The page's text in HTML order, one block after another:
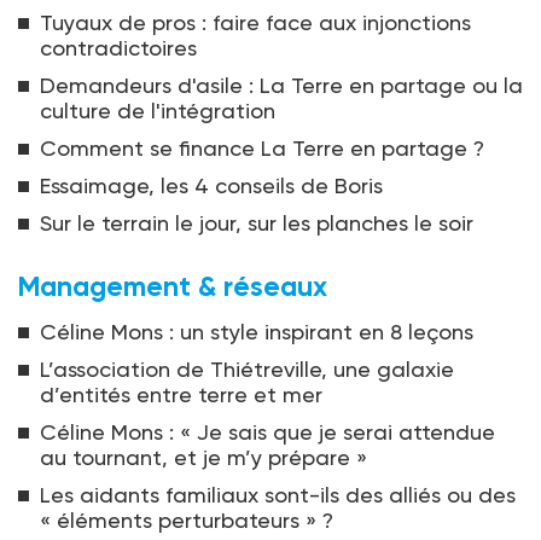
Tuyaux de pros : faire face aux injonctions
contradictoires
Demandeurs d'asile : La Terre en partage ou la
culture de l'intégration
Comment se finance La Terre en partage ?
Essaimage, les 4 conseils de Boris
Sur le terrain le jour, sur les planches le soir
Management & réseaux
Céline Mons : un style inspirant en 8 leçons
L’association de Thiétreville, une galaxie
d’entités entre terre et mer
Céline Mons : « Je sais que je serai attendue
au tournant, et je m’y prépare »
Les aidants familiaux sont-ils des alliés ou des
« éléments perturbateurs » ?